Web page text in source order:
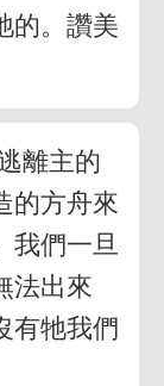
的。讚美
離主的
的方舟來
我們一旦
法出來
有牠我們